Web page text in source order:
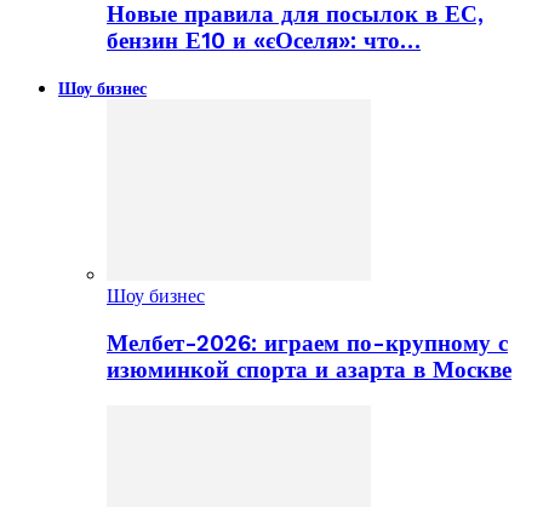
Новые правила для посылок в ЕС,
бензин Е10 и «єОселя»: что…
Шоу бизнес
Шоу бизнес
Мелбет-2026: играем по-крупному с
изюминкой спорта и азарта в Москве